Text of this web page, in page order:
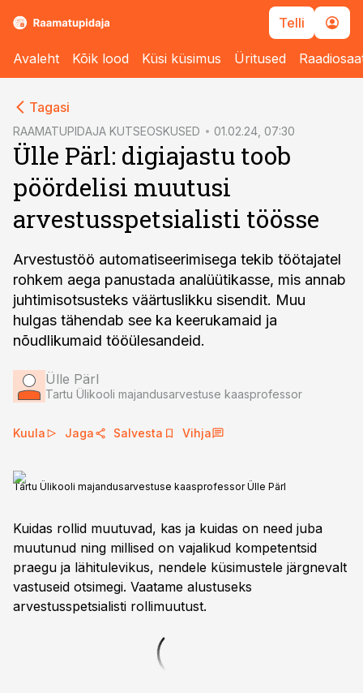
Telli
Avaleht Kõik lood Küsi küsimus Üritused
Tagasi
RAAMATUPIDAJA KUTSEOSKUSED 01.02.24, 07:30
Ülle Pärl: digiajastu toob
pöördelisi muutusi
arvestusspetsialisti töösse
Arvestustöö automatiseerimisega tekib töötajatel
rohkem aega panustada analüütikasse, mis annab
juhtimisotsusteks väärtuslikku sisendit. Muu
hulgas tähendab see ka keerukamaid ja
nõudlikumaid tööülesandeid.
Ülle Pärl
Tartu Ülikooli majandusarvestuse kaasprofessor
Kuula Jaga Salvesta Vihja
Tartu Ülikooli majandusarvestuse kaasprofessor Ülle Pärl
Kuidas rollid muutuvad, kas ja kuidas on need juba
muutunud ning millised on vajalikud kompetentsid
praegu ja lähitulevikus, nendele küsimustele järgnevalt
vastuseid otsimegi. Vaatame alustuseks
arvestusspetsialisti rollimuutust.